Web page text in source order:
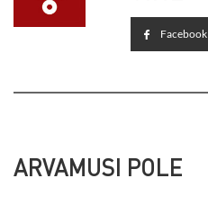
Facebook
ARVAMUSI POLE